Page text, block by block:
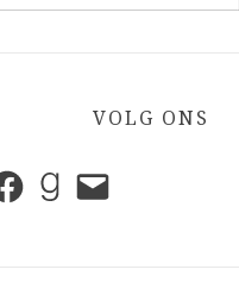
VOLG ONS
Goodreads
E-
mail